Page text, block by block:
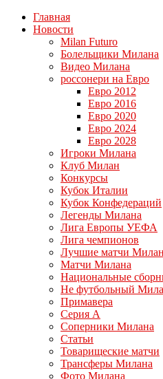
Главная
Новости
Milan Futuro
Болельщики Милана
Видео Милана
россонери на Евро
Евро 2012
Евро 2016
Евро 2020
Евро 2024
Евро 2028
Игроки Милана
Клуб Милан
Конкурсы
Кубок Италии
Кубок Конфедераций
Легенды Милана
Лига Европы УЕФА
Лига чемпионов
Лучшие матчи
Матчи Милана
Национальные
Не футбольный
Примавера
Серия А
Соперники Милана
Статьи
Товарищеские матчи
Трансферы Милана
Фото Милана